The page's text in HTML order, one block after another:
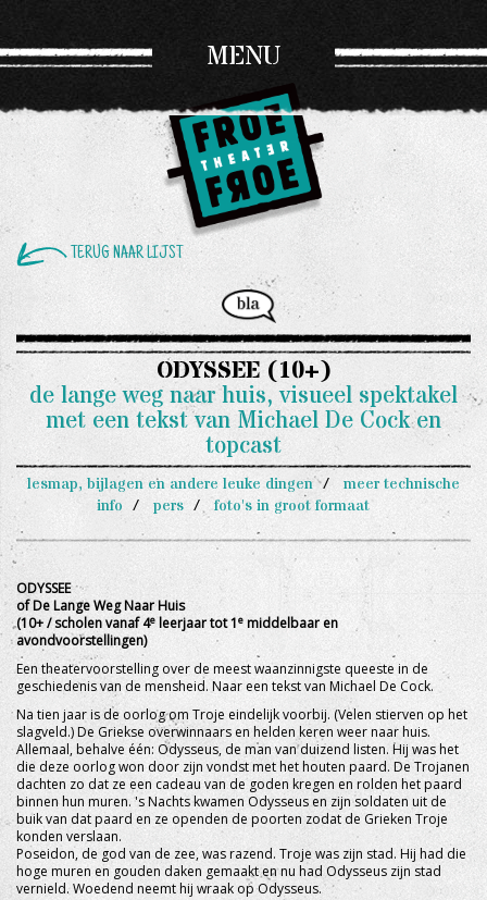
MENU
TERUG NAAR LIJST
ODYSSEE (10+)
de lange weg naar huis, visueel spektakel
met een tekst van Michael De Cock en
topcast
lesmap, bijlagen en andere leuke dingen
meer technische
info
pers foto's in groot formaat
ODYSSEE
of De Lange Weg Naar Huis
(10+ / scholen vanaf 4e leerjaar tot 1e middelbaar en
avondvoorstellingen)
Een theatervoorstelling over de meest waanzinnigste queeste in de
geschiedenis van de mensheid. Naar een tekst van Michael De Cock.
Na tien jaar is de oorlog om Troje eindelijk voorbij. (Velen stierven op het
slagveld.) De Griekse overwinnaars en helden keren weer naar huis.
Allemaal, behalve één: Odysseus, de man van duizend listen. Hij was het
die deze oorlog won door zijn vondst met het houten paard. De Trojanen
dachten zo dat ze een cadeau van de goden kregen en rolden het paard
binnen hun muren. 's Nachts kwamen Odysseus en zijn soldaten uit de
buik van dat paard en ze openden de poorten zodat de Grieken Troje
konden verslaan.
Poseidon, de god van de zee, was razend. Troje was zijn stad. Hij had die
hoge muren en gouden daken gemaakt en nu had Odysseus zijn stad
vernield. Woedend neemt hij wraak op Odysseus.